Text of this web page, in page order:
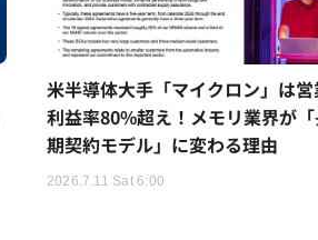
米半導体大手「マイクロン」は営
利益率80%超え！メモリ業界が
期契約モデル」に変わる理由
2026.7.11 Sat 6:00